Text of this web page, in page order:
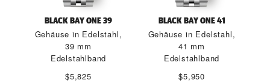
BLACK BAY ONE 39
Gehäuse in Edelstahl,
39 mm
Edelstahlband
$5,825
BLACK BAY ONE 41
Gehäuse in Edelstahl,
41 mm
Edelstahlband
$5,950